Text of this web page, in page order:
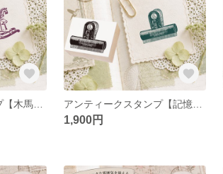
アンティークスタンプ【記憶を挟むクリップ】（印面サイズ：35×40mm）
1,900円